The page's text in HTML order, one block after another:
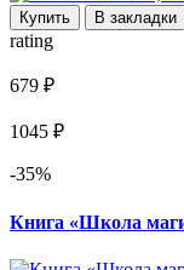
Купить В закладки
rating
679 ₽
1045 ₽
-35%
Книга «Школа